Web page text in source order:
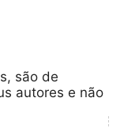
são de
autores e não